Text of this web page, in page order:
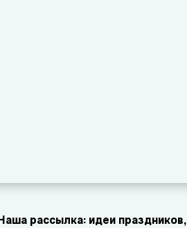
Наша рассылка: идеи праздников,